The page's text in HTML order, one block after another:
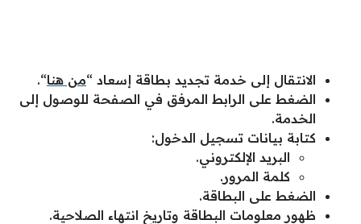
الانتقال إلى خدمة تجديد بطاقة إسعاد “من هنا“.
الضغط على الرابط المرفق في الصفحة للوصول إلى
الخدمة.
كتابة بيانات تسجيل الدخول:
البريد الإلكتروني.
كلمة المرور.
الضغط على البطاقة.
ظهور معلومات البطاقة وتاريخ انتهاء الصلاحية.